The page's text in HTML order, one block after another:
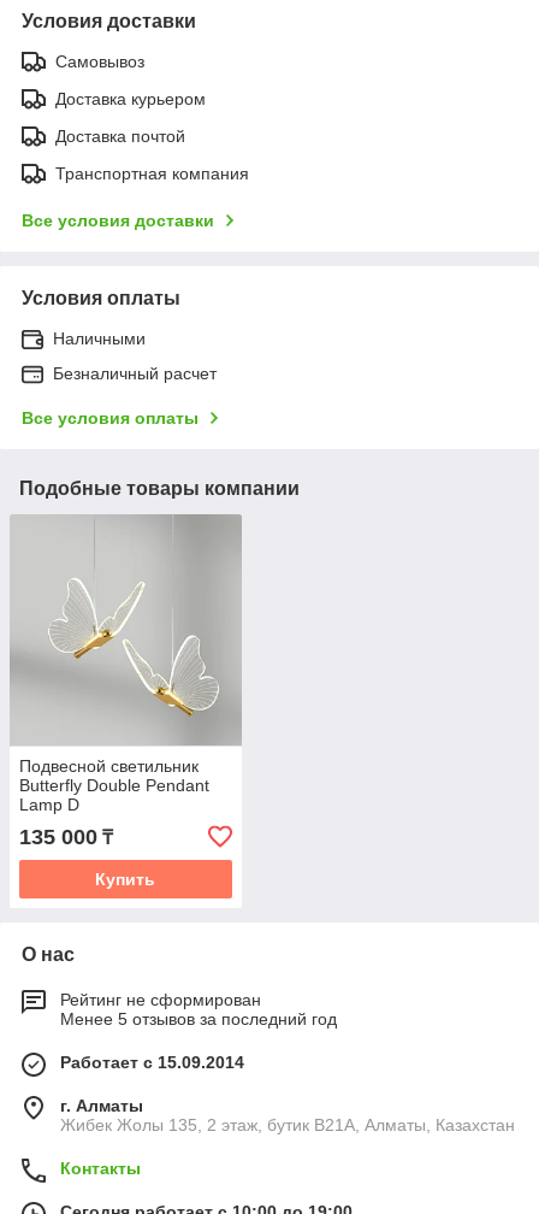
Условия доставки
Самовывоз
Доставка курьером
Доставка почтой
Транспортная компания
Все условия доставки
Условия оплаты
Наличными
Безналичный расчет
Все условия оплаты
Подобные товары компании
Подвесной светильник
Butterfly Double Pendant
Lamp D
135 000 ₸
Купить
О нас
Рейтинг не сформирован
Менее 5 отзывов за последний год
Работает с 15.09.2014
г. Алматы
Жибек Жолы 135, 2 этаж, бутик B21A, Алматы, Казахстан
Контакты